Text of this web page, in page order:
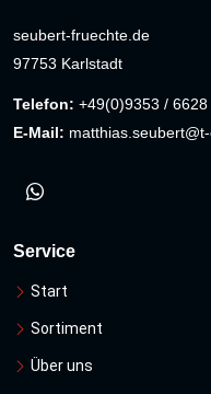
seubert-fruechte.de
97753 Karlstadt
Telefon: +49(0)9353 / 6628
E-Mail:
Service
Start
Sortiment
Über uns